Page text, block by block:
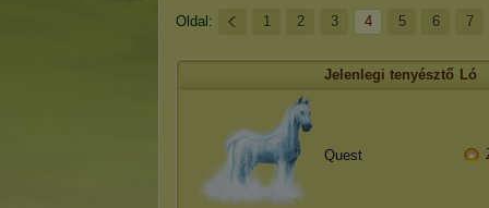
Oldal: 1 2 3 4 5 6 7
Jelenlegi tenyésztő Ló
Quest